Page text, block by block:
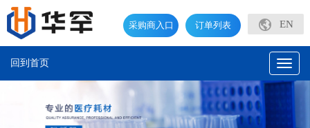
EN
订单列表
采购商入口
Toggle
回到首页